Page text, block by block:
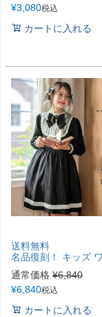
¥3,080税込
カートに入れる
送料無料
名品復刻！ キッズ ワンピース マルグレーテ 黒 長袖 きちんとワンピース 女の子 上品フォーマルワンピース アリ
通常価格 ¥6,840
¥6,840税込
カートに入れる